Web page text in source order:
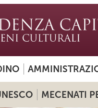
MECENATI